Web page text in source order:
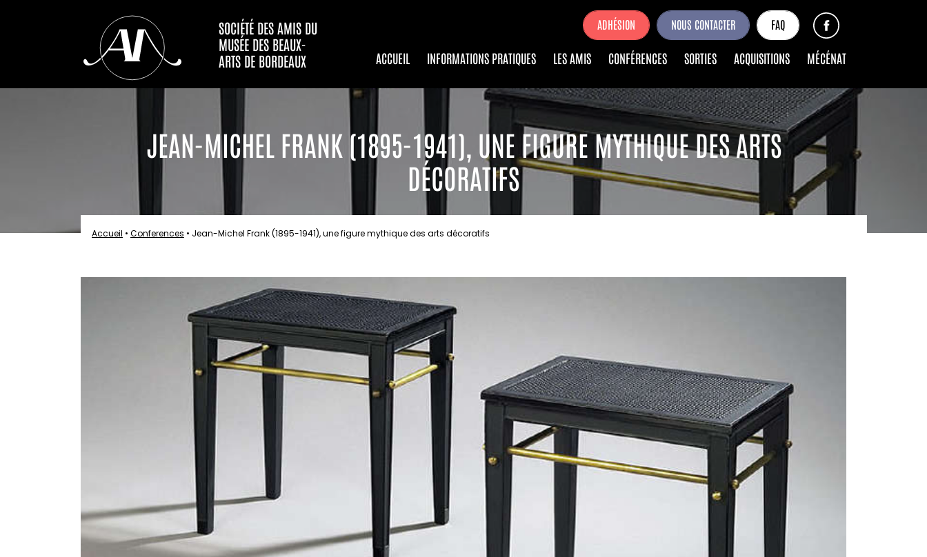
SOCIÉTÉ DES AMIS DU
MUSÉE DES BEAUX-
ARTS DE BORDEAUX
ADHÉSION NOUS CONTACTER FAQ
ACCUEIL INFORMATIONS PRATIQUES LES AMIS CONFÉRENCES SORTIES ACQUISITIONS MÉCÉNAT
JEAN-MICHEL FRANK (1895-1941), UNE FIGURE MYTHIQUE DES ARTS
DÉCORATIFS
Accueil • Conferences • Jean-Michel Frank (1895-1941), une figure mythique des arts décoratifs